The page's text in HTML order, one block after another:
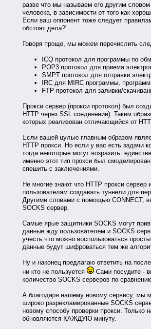
разве что мы называем его другим
человека, в зависимости от того как
Если ваш оппонент тоже следует
обстоят дела?".
Говоря проще, мы можем перечислить
ICQ протокол для программы по
POP3 протокол для приема
SMPT протокол для отправки
IRC для MIRC программы,
FTP протокол для заливки/
Прокси сервер (прокси протокол) был
HTTP через SSL соединение). Таким
которых реализован отличающийся от
Если вашей цулью главным образом
HTTP прокси. Но если у вас есть задачи
тогда некоторые могут возразить:
именно этот тип прокси был
спешить с заключениями.
Не многие знают что HTTP прокси
пользователям создавать туннели для
Другими словами с помощью CONNECT,
SOCKS сервер.
Самые ярые защитники SOCKS могут
данные жду пользователем и SOCKS
учесть что можно воспользоваться
данные будут шифроваться тем же
Ну и наконец предлагаю ответить на
ни кто не пользуется
Сами посудите -
количество SOCKS серверов по
А благодаря нашему новому сервису, мы
широко разрекламированные SOCKS
новому способу проверки прокси. Только
обновляются КАЖДУЮ минуту.